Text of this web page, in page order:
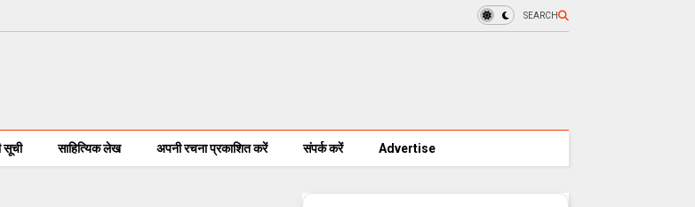
SEARCH
सूची साहित्यिक लेख अपनी रचना प्रकाशित करें संपर्क करें Advertise